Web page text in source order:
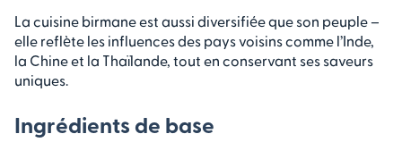
La cuisine birmane est aussi diversifiée que son peuple –
elle reflète les influences des pays voisins comme l’Inde,
la Chine et la Thaïlande, tout en conservant ses saveurs
uniques.
Ingrédients de base